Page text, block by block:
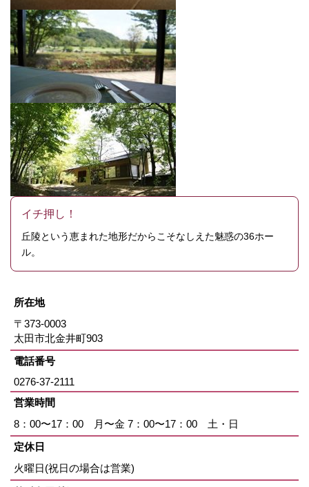
イチ押し！
丘陵という恵まれた地形だからこそなしえた魅惑の36ホー
ル。
所在地
〒373-0003
太田市北金井町903
電話番号
0276-37-2111
営業時間
8：00〜17：00 月〜金 7：00〜17：00 土・日
定休日
火曜日(祝日の場合は営業)